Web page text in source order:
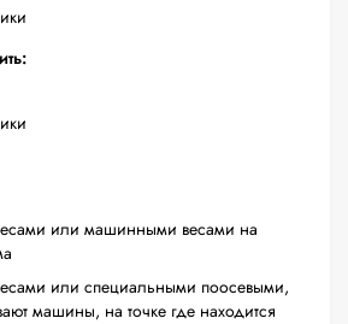
или машинными весами на
или специальными поосевыми,
машины, на точке где находится